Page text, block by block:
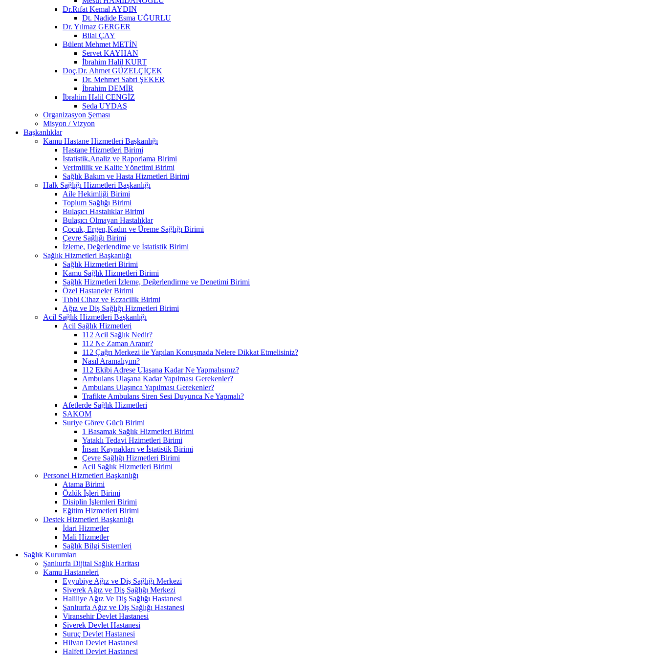
Dr.Rıfat Kemal AYDIN
Dt. Nadide Esma UĞURLU
Dr. Yılmaz GERGER
Bilal ÇAY
Bülent Mehmet METİN
Servet KAYHAN
İbrahim Halil KURT
Doç.Dr. Ahmet GÜZELÇİÇEK
Dr. Mehmet Sabri ŞEKER
İbrahim DEMİR
İbrahim Halil CENGİZ
Seda UYDAŞ
Organizasyon Şeması
Misyon / Vizyon
Başkanlıklar
Kamu Hastane Hizmetleri Başkanlığı
Hastane Hizmetleri Birimi
İstatistik,Analiz ve Raporlama Birimi
Verimlilik ve Kalite Yönetimi Birimi
Sağlık Bakım ve Hasta Hizmetleri Birimi
Halk Sağlığı Hizmetleri Başkanlığı
Aile Hekimliği Birimi
Toplum Sağlığı Birimi
Bulaşıcı Hastalıklar Birimi
Bulaşıcı Olmayan Hastalıklar
Çocuk, Ergen,Kadın ve Üreme Sağlığı Birimi
Çevre Sağlığı Birimi
İzleme, Değerlendime ve İstatistik Birimi
Sağlık Hizmetleri Başkanlığı
Sağlık Hizmetleri Birimi
Kamu Sağlık Hizmetleri Birimi
Sağlık Hizmetleri İzleme, Değerlendirme ve Denetimi Birimi
Özel Hastaneler Birimi
Tıbbi Cihaz ve Eczacilik Birimi
Ağız ve Diş Sağlığı Hizmetleri Birimi
Acil Sağlık Hizmetleri Başkanlığı
Acil Sağlık Hizmetleri
112 Acil Sağlık Nedir?
112 Ne Zaman Aranır?
112 Çağrı Merkezi ile Yapılan Konuşmada Nelere Dikkat Etmelisiniz?
Nasıl Aramalıyım?
112 Ekibi Adrese Ulaşana Kadar Ne Yapmalısınız?
Ambulans Ulaşana Kadar Yapılması Gerekenler?
Ambulans Ulaşınca Yapılması Gerekenler?
Trafikte Ambulans Siren Sesi Duyunca Ne Yapmalı?
Afetlerde Sağlık Hizmetleri
SAKOM
Suriye Görev Gücü Birimi
1 Basamak Sağlık Hizmetleri Birimi
Yataklı Tedavi Hzimetleri Birimi
İnsan Kaynakları ve İstatistik Birimi
Çevre Sağlığı Hizmetleri Birimi
Acil Sağlık Hizmetleri Birimi
Personel Hizmetleri Başkanlığı
Atama Birimi
Özlük İşleri Birimi
Disiplin İşlemleri Birimi
Eğitim Hizmetleri Birimi
Destek Hizmetleri Başkanlığı
İdari Hizmetler
Mali Hizmetler
Sağlık Bilgi Sistemleri
Sağlık Kurumları
Şanlıurfa Dijital Sağlık Haritası
Kamu Hastaneleri
Eyyubiye Ağız ve Diş Sağlığı Merkezi
Siverek Ağız ve Diş Sağlığı Merkezi
Haliliye Ağız Ve Diş Sağlığı Hastanesi
Şanlıurfa Ağız ve Diş Sağlığı Hastanesi
Viransehir Devlet Hastanesi
Siverek Devlet Hastanesi
Suruç Devlet Hastanesi
Hilvan Devlet Hastanesi
Halfeti Devlet Hastanesi